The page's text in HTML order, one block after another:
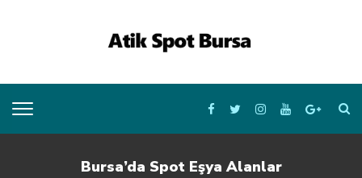
Bursa’da Spot Eşya Alanlar